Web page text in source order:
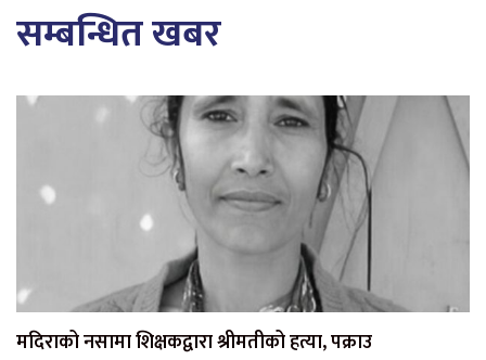
सम्बन्धित खबर
मदिराको नसामा शिक्षकद्वारा श्रीमतीको हत्या, पक्राउ